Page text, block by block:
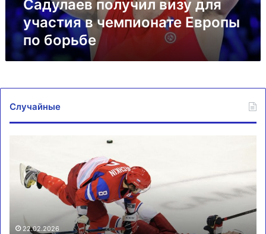
Садулаев получил визу для
участия в чемпионате Европы
по борьбе
Случайные
хоккеем:
Овечкин
свой
след22.02.2026